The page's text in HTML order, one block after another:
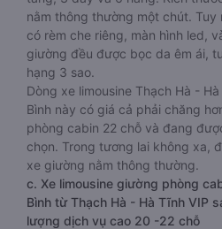
nằm thông thường một chút. Tuy
có rèm che riêng, màn hình led,
giường đều được bọc da êm ái,
hạng 3 sao.
Dòng xe limousine Thạch Hà -
Bình này có giá cả phải chăng
phòng cabin 22 chỗ và đang
chọn. Trong tương lai không xa,
xe giường nằm thông thường.
c. Xe limousine giường phòng
Bình từ Thạch Hà - Hà Tĩnh VIP
lượng dịch vụ cao 20 -22 chỗ